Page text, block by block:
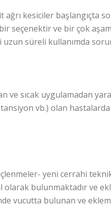
kesiciler başlangıçta
seçenektir ve bir çok
uzun süreli kullanımda
ve sıcak uygulamadan
vb.) olan hastalarda
yeni cerrahi
bulunmaktadır ve
vucutta bulunan ve eklem